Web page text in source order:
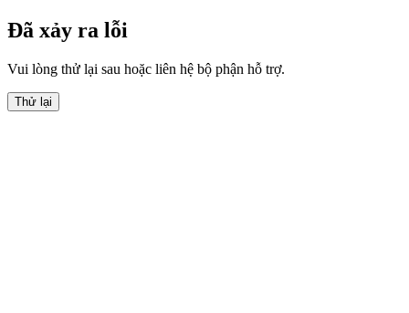
Đã xảy ra lỗi
Vui lòng thử lại sau hoặc liên hệ bộ phận hỗ trợ.
Thử lại